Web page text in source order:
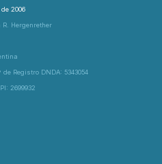
2006
Hergenrether
Registro DNDA: 5343054
2699932